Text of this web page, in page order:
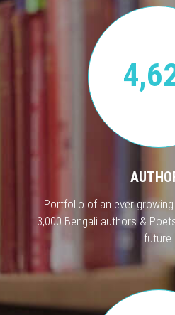
Portfolio of an ever
3,000 Bengali authors &
future.